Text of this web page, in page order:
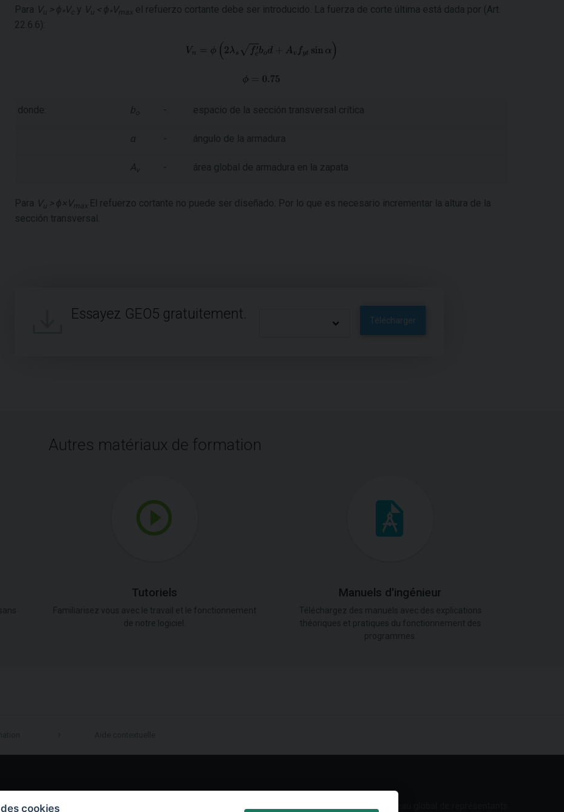
Para Vu > ϕ V y Vu < ϕ Vmax el refuerzo cortante debe ser introducido. La fuerza de corte última está dada por (Art.
22.6.6):
donde: b - espacio de la sección transversal crítica
α - ángulo de la armadura
Av - área global de armadura en la zapata
Para Vu > ϕ×Vmax El refuerzo cortante no puede ser diseñado. Por lo que es necesario incrementar la altura de la
sección transversal.
Essayez GEO5 gratuitement. Télécharger
Autres matériaux de formation
Tutoriels Manuels d'ingénieur
LinkedIn
cookies